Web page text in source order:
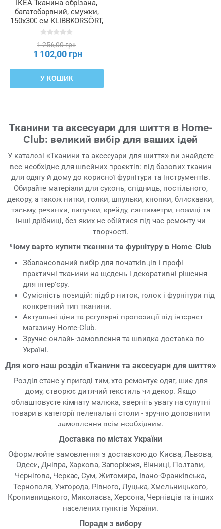
ІКЕА Тканина обрізана,
багатобарвний, смужки,
150x300 см KLIBBKORSÖRT,
106.011.38
1 256,00 грн
1 102,00 грн
У КОШИК
Тканини та аксесуари для шиття в Home-
Club: великий вибір для ваших ідей
У каталозі «Тканини та аксесуари для шиття» ви знайдете
все необхідне для швейних проєктів: від базових тканин
для одягу й дому до корисної фурнітури та інструментів.
Обирайте матеріали для суконь, спідниць, постільного,
декору, а також нитки, голки, шпульки, кнопки, блискавки,
тасьму, резинки, липучки, крейду, сантиметри, ножиці та
інші дрібниці, без яких не обійтися під час ремонту чи
творчості.
Чому варто купити тканини та фурнітуру в Home-Club
Збалансований вибір для початківців і профі:
практичні тканини на щодень і декоративні рішення
для інтер’єру.
Сумісність позицій: підбір ниток, голок і фурнітури під
конкретний тип тканини.
Актуальні ціни та регулярні пропозиції від інтернет-
магазину Home-Club.
Зручне онлайн-замовлення та швидка доставка по
Україні.
Для кого наш розділ «Тканини та аксесуари для шиття»
Розділ стане у пригоді тим, хто ремонтує одяг, шиє для
дому, створює дитячий текстиль чи декор. Якщо
облаштовуєте кімнату малюка, зверніть увагу на супутні
товари в категорії пеленальні столи - зручно доповнити
замовлення всім необхідним.
Доставка по містах України
Оформлюйте замовлення з доставкою до Києва, Львова,
Одеси, Дніпра, Харкова, Запоріжжя, Вінниці, Полтави,
Чернігова, Черкас, Сум, Житомира, Івано-Франківська,
Тернополя, Ужгорода, Рівного, Луцька, Хмельницького,
Кропивницького, Миколаєва, Херсона, Чернівців та інших
населених пунктів України.
Поради з вибору